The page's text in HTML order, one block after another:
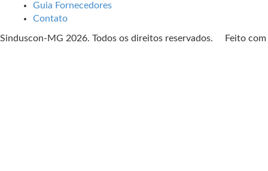
Guia Fornecedores
Contato
Sinduscon-MG 2026. Todos os direitos reservados. Feito com